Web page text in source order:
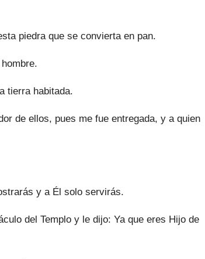
piedra que se convierta en pan.
tierra habitada.
de ellos, pues me fue entregada, y a quien
y a Él solo servirás.
del Templo y le dijo: Ya que eres Hijo de